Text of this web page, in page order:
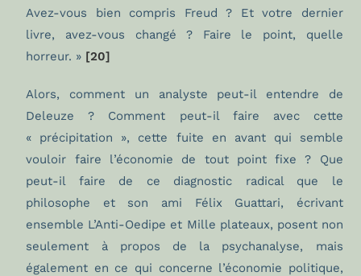
Avez-vous bien compris Freud ? Et votre dernier
livre, avez-vous changé ? Faire le point, quelle
horreur. » [20]
Alors, comment un analyste peut-il entendre de
Deleuze ? Comment peut-il faire avec cette
« précipitation », cette fuite en avant qui semble
vouloir faire l’économie de tout point fixe ? Que
peut-il faire de ce diagnostic radical que le
philosophe et son ami Félix Guattari, écrivant
ensemble L’Anti-Oedipe et Mille plateaux, posent non
seulement à propos de la psychanalyse, mais
également en ce qui concerne l’économie politique,